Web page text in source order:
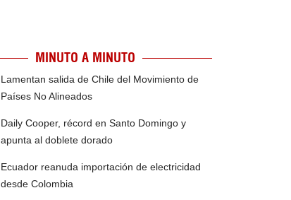
MINUTO A MINUTO
Lamentan salida de Chile del Movimiento de
Países No Alineados
Daily Cooper, récord en Santo Domingo y
apunta al doblete dorado
Ecuador reanuda importación de electricidad
desde Colombia